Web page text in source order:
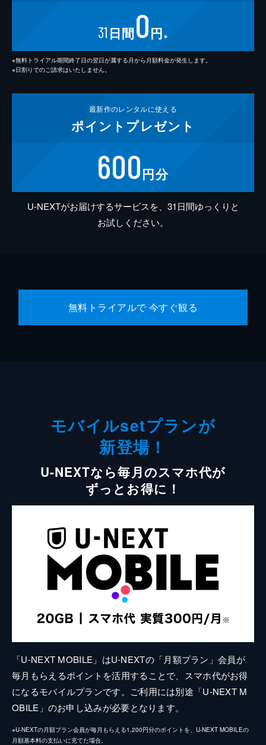
31 日間0円 ※
※無料トライアル期間終了日の翌日が属する月から月額料金が発生します。
※日割りでのご請求はいたしません。
最新作のレンタルに使える
ポイント プレゼント
600円分
U-NEXTがお届けするサービスを、31日間ゆっくりと
お試しください。
無料トライアルで 今すぐ観る
モバイルsetプランが
新登場！
U-NEXTなら毎月のスマホ代が
ずっとお得に！
「U-NEXT MOBILE」はU-NEXTの「月額プラン」会員が
毎月もらえるポイントを活用することで、スマホ代がお得
になるモバイルプランです。ご利用には別途「U-NEXT M
OBILE」のお申し込みが必要となります。
※U-NEXTの月額プラン会員が毎月もらえる1,200円分のポイントを、U-NEXT MOBILEの
月額基本料の支払いに充てた場合。